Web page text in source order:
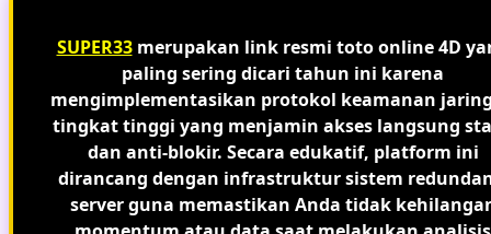
SUPER33merupakan link resmi toto online 4D
paling sering dicari tahun ini karena
mengimplementasikan protokol keamanan
tingkat tinggi yang menjamin akses langsung
dan anti-blokir. Secara edukatif, platform ini
dirancang dengan infrastruktur sistem
server guna memastikan Anda tidak